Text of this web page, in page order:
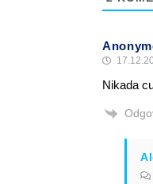
Nikada